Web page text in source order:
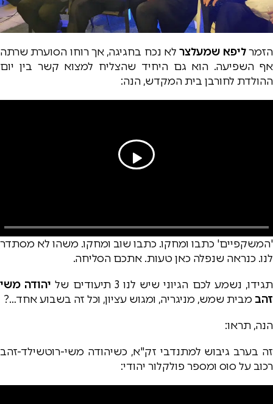
הזמרליפא שמעלצרלא נכח בחגיגה, אך רוחו הסוערת שרתה
אף השפיעה. הוא גם היחיד שהצליח למצוא קשר בין יום
ההולדת לחורבן בית המקדש, הנה:
'המשקפיים' כתבו ומחקו. כתבו שוב ומחקו. משהו לא מסתדר
לנו. כנראה שנפלה כאן טעות. אתכם הסליחה.
תגידו, נשמע לכם הגיוני שיש לנו 3 תיעודים של
יהודה משי
זהב מבית שמש, מניגריה, ומגוש עציון, וכל זה בשבוע אחד…?
הנה, תראו:
זה בערב גיבוש למתנדבי זק"א, כשיהודה משי-רוטשילד-זהב
רכוב על סוס ומספר פולקלור יהודי: